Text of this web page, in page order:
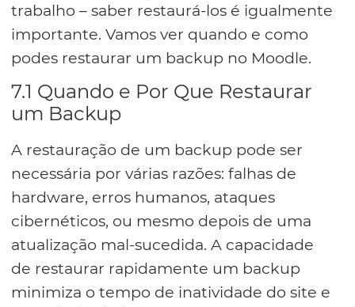
trabalho – saber restaurá-los é igualmente
importante. Vamos ver quando e como
podes restaurar um backup no Moodle.
7.1 Quando e Por Que Restaurar
um Backup
A restauração de um backup pode ser
necessária por várias razões: falhas de
hardware, erros humanos, ataques
cibernéticos, ou mesmo depois de uma
atualização mal-sucedida. A capacidade
de restaurar rapidamente um backup
minimiza o tempo de inatividade do site e